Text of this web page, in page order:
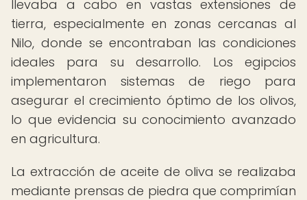
llevaba a cabo en vastas extensiones de
tierra, especialmente en zonas cercanas al
Nilo, donde se encontraban las condiciones
ideales para su desarrollo. Los egipcios
implementaron sistemas de riego para
asegurar el crecimiento óptimo de los olivos,
lo que evidencia su conocimiento avanzado
en agricultura.
La extracción de aceite de oliva se realizaba
mediante prensas de piedra que comprimían